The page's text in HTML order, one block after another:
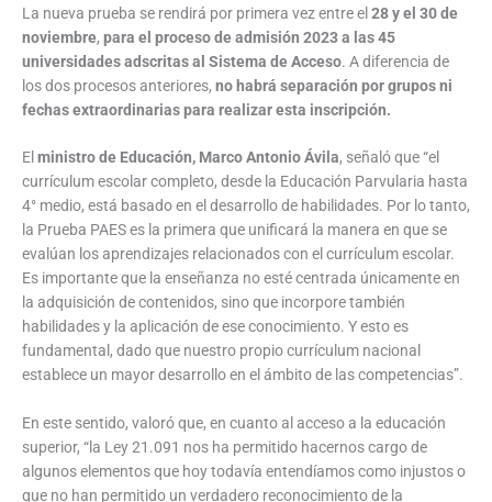
La nueva prueba se rendirá por primera vez entre el 28 y el 30 de
noviembre, para el proceso de admisión 2023 a las 45
universidades adscritas al Sistema de Acceso. A diferencia de
los dos procesos anteriores, no habrá separación por grupos ni
fechas extraordinarias para realizar esta inscripción.
El ministro de Educación, Marco Antonio Ávila, señaló que “el
currículum escolar completo, desde la Educación Parvularia hasta
4° medio, está basado en el desarrollo de habilidades. Por lo tanto,
la Prueba PAES es la primera que unificará la manera en que se
evalúan los aprendizajes relacionados con el currículum escolar.
Es importante que la enseñanza no esté centrada únicamente en
la adquisición de contenidos, sino que incorpore también
habilidades y la aplicación de ese conocimiento. Y esto es
fundamental, dado que nuestro propio currículum nacional
establece un mayor desarrollo en el ámbito de las competencias”.
En este sentido, valoró que, en cuanto al acceso a la educación
superior, “la Ley 21.091 nos ha permitido hacernos cargo de
algunos elementos que hoy todavía entendíamos como injustos o
que no han permitido un verdadero reconocimiento de la